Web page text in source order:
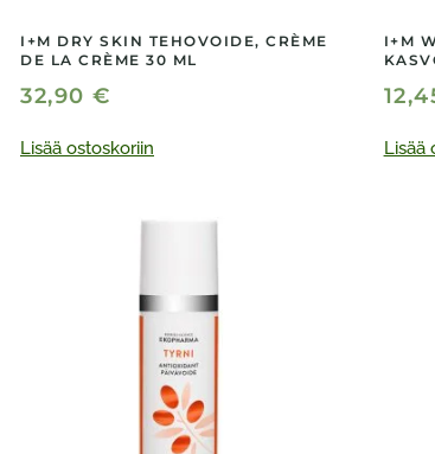
I+M DRY SKIN TEHOVOIDE, CRÈME
DE LA CRÈME 30 ML
32,90 €
Lisää ostoskoriin
I+M
Lisää